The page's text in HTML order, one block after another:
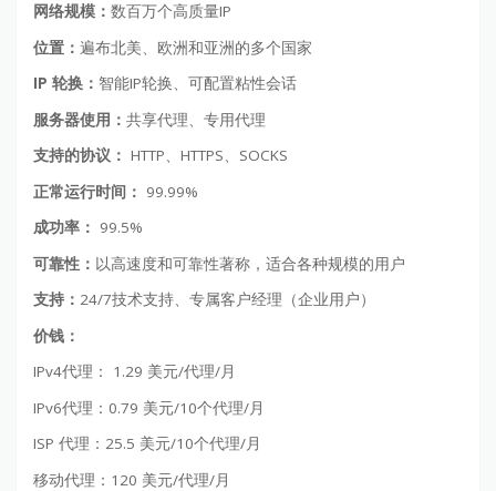
网络规模： 数百万个高质量IP
位置： 遍布北美、欧洲和亚洲的多个国家
IP 轮换： 智能IP轮换、可配置粘性会话
服务器使用： 共享代理、专用代理
支持的协议： HTTP、HTTPS、SOCKS
正常运行时间： 99.99%
成功率： 99.5%
可靠性： 以高速度和可靠性著称，适合各种规模的用户
支持： 24/7技术支持、专属客户经理（企业用户）
价钱：
IPv4代理： 1.29 美元/代理/月
IPv6代理：0.79 美元/10个代理/月
ISP 代理：25.5 美元/10个代理/月
移动代理：120 美元/代理/月